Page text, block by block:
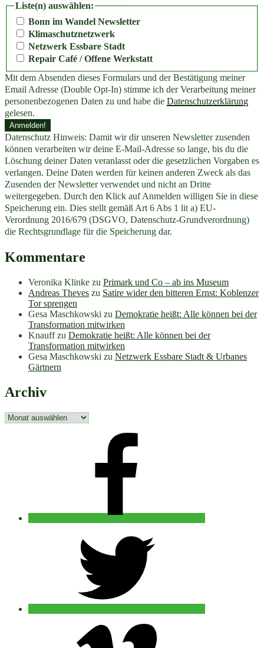
Liste(n) auswählen:
Bonn im Wandel Newsletter
Klimaschutznetzwerk
Netzwerk Essbare Stadt
Repair Café / Offene Werkstatt
Mit dem Absenden dieses Formulars und der Bestätigung meiner
Email Adresse (Double Opt-In) stimme ich der Verarbeitung meiner
personenbezogenen Daten zu und habe die Datenschutzerklärung
gelesen.
Datenschutz Hinweis: Damit wir dir unseren Newsletter zusenden
können verarbeiten wir deine E-Mail-Adresse so lange, bis du die
Löschung deiner Daten veranlasst oder die gesetzlichen Vorgaben es
verlangen. Deine Daten werden für keinen anderen Zweck als das
Zusenden der Newsletter verwendet und nicht an Dritte
weitergegeben. Durch den Klick auf Anmelden willigen Sie in diese
Speicherung ein. Dies stellt gemäß Art 6 Abs 1 lit a) EU-
Verordnung 2016/679 (DSGVO, Datenschutz-Grundverordnung)
die Rechtsgrundlage für die Speicherung dar.
Kommentare
Veronika Klinke zu Primark und Co – ab ins Museum
Andreas Theves zu Satire wider den bitteren Ernst: Koblenzer
Tor sprengen
Gesa Maschkowski zu Demokratie heißt: Alle können bei der
Transformation mitwirken
Knauffzu Demokratie heißt: Alle können bei der
Transformation mitwirken
Gesa Maschkowski zu Netzwerk Essbare Stadt & Urbanes
Gärtnern
Archiv
Archiv